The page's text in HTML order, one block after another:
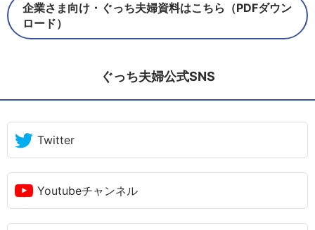
企業さま向け・ぐっち夫婦資料はこちら（PDFダウン
ロード）
ぐっち夫婦公式SNS
Twitter
Youtubeチャンネル